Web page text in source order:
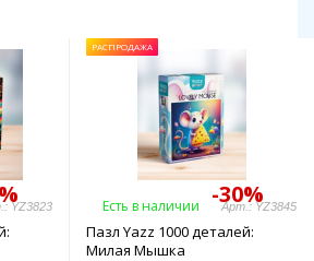
YZ3823
РАСПРОДАЖА
-30%
Есть в наличии Арт.: YZ3845
Пазл Yazz 1000 деталей:
Милая Мышка